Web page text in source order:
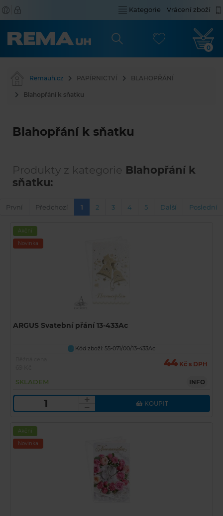
Kategorie Vrácení zboží
0
Remauh.cz PAPÍRNICTVÍ BLAHOPŘÁNÍ
Blahopřání k sňatku
Blahopřání k sňatku
Produkty z kategorie Blahopřání k
sňatku:
První Předchozí 1 2 3 4 5 Další Poslední
Akční
Novinka
ARGUS Svatební přání 13-433Ac
U Kód zboží: 55-071/00/13-433Ac
44 Kč s DPH
SKLADEM INFO
KOUPIT
Akční
Novinka